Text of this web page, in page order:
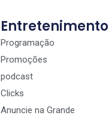
Entretenimento
Programação
Promoções
podcast
Clicks
Anuncie na Grande